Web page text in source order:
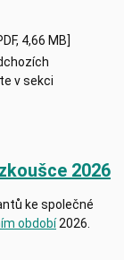
4,66 MB]
v sekci
2026
ke společné
období2026.